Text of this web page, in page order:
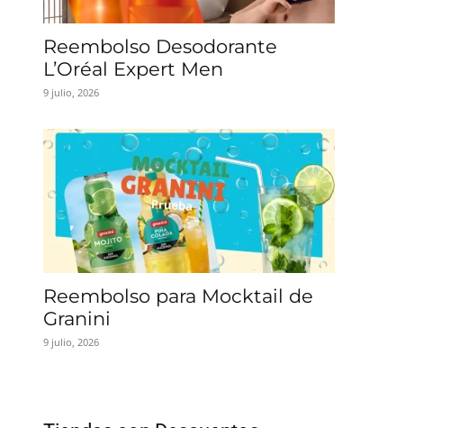
Reembolso Desodorante
L’Oréal Expert Men
9 julio, 2026
Reembolso para Mocktail de
Granini
9 julio, 2026